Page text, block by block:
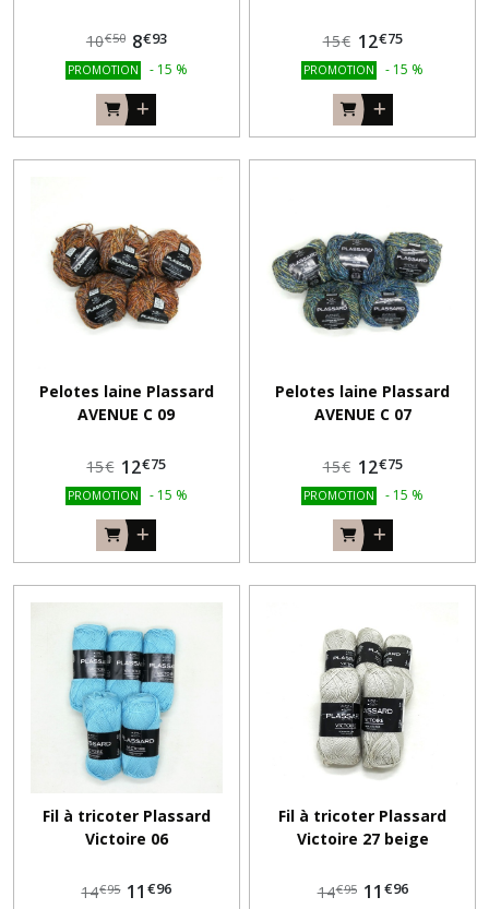
10€50 8€93
PROMOTION - 15 %
15€ 12€75
PROMOTION - 15 %
Pelotes laine Plassard
AVENUE C 09
15€ 12€75
PROMOTION - 15 %
Pelotes laine Plassard
AVENUE C 07
15€ 12€75
PROMOTION - 15 %
Fil à tricoter Plassard
Victoire 06
14€95 11 €96
Fil à tricoter Plassard
Victoire 27 beige
14€95 11 €96